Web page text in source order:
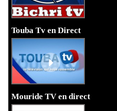
Touba Tv en Direct
Mouride TV en direct